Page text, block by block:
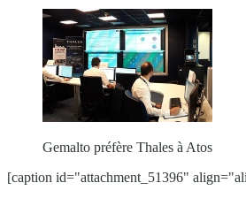
Gemalto préfère Thales à Atos
[caption id="attachment_51396"